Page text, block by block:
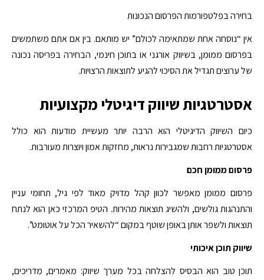
בחירה בפלטפורמות הפרסום הנכונות
אין “נוסחה אחת שמתאימה לכולם” יש מותאם. בין אם אתם משתמשים
בפרסום ממומן, בשיווק אורגני או בתוכן חינמי, הבחירה בפריסה נכונה
של ערוצים תגדיל את הסיכוי להגיע לתוצאות הרצויות.
אסטרטגיות שיווק דיגיטלי מקצועיות
כיום השיווק הדיגיטלי הוא הרבה יותר מעשיית מודעות הוא כולל
אסטרטגיות רחבות שמגבירות נראות, מחזקות אמון ויוצרות מעורבות.
פרסום ממומן חכם
פרסום ממומן מאפשר לכוון קהל מדויק מאוד לפי גיל, תחומי עניין
והתנהגות גולשים, ולהשיג תוצאות מהירות. הטיפ המרכזי כאן הוא לנתח
תוצאות ולשפר אותן באופן שוטף במקום “להשאיר הכל על אוטומט”.
שיווק תוכן איכותי
תוכן טוב הוא הבסיס להצלחה בכל מערך שיווק: מאמרים, מדריכים,